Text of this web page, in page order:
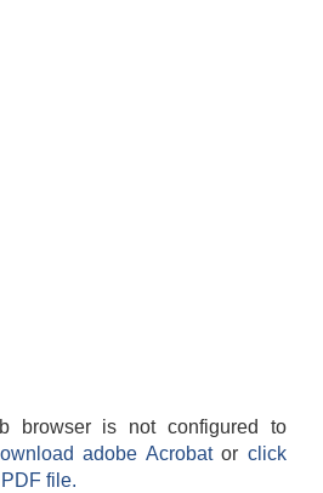
browser is not configured to
adobe Acrobatorclick
file.